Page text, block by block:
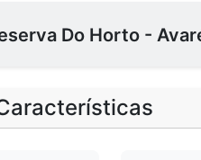
Do Horto -